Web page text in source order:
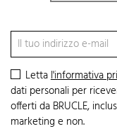
Lettal'informativa
dati personali per
offerti da BRUCLE,
marketing e non.